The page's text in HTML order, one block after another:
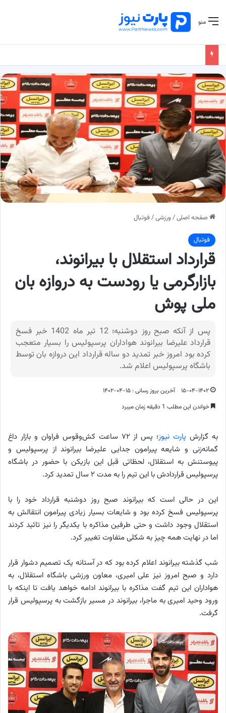
منو
صفحه اصلی/ ورزشی/فوتبال
فوتبال
قرارداد استقلال با بیرانوند،
بازارگرمی یا رودست به دروازه بان
ملی پوش
پس از آنکه صبح روز دوشنبه؛ 12 تیر ماه 1402 خبر فسخ
قرارداد علیرضا بیرانوند هواداران پرسپولیس را بسیار متعجب
کرده بود امروز خبر تمدید دو ساله قرارداد این دروازه بان توسط
باشگاه پرسپولیس اعلام شد.
۱۵-۰۴-۱۴۰۲
آخرین بروز رسانی : ۱۵-۰۴-۱۴۰۲
خواندن این مطلب 1 دقیقه زمان میبرد
به گزارش پارت نیوز
؛ پس از ۷۲ ساعت کش‌وقوس فراوان و بازار داغ
گمانه‌زنی و شایعه پیرامون جدایی علیرضا بیرانوند از پرسپولیس و
پیوستنش به استقلال، لحظاتی قبل این بازیکن با حضور در باشگاه
پرسپولیس قراردادش با این تیم را به مدت ۲ سال تمدید کرد.
این در حالی است که بیرانوند صبح روز دوشنبه قرارداد خود را با
پرسپولیس فسخ کرده بود و شایعات بسیار زیادی پیرامون انتقالش به
استقلال وجود داشت و حتی طرفین مذاکره با یکدیگر را نیز تائید کردند
اما در نهایت همه چیز به شکلی متفاوت تغییر کرد.
شب گذشته بیرانوند اعلام کرده بود که در آستانه یک تصمیم دشوار قرار
دارد و صبح امروز نیز علی امیری، معاون ورزشی باشگاه استقلال، به
هواداران این تیم گفت مذاکره با بیرانوند ادامه خواهد یافت تا اینکه با
ورود وحید امیری به ماجرا، بیرانوند در مسیر بازگشت به پرسپولیس قرار
گرفت.